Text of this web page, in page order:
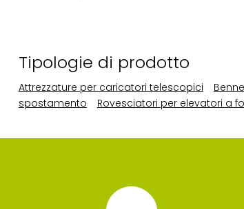
Tipologie di prodotto
Attrezzature per caricatori telescopici
spostamento
Rovesciatori per elevatori a